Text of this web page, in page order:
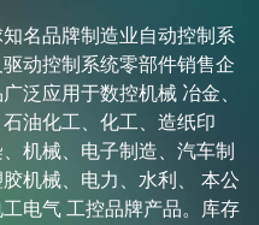
名品牌制造业自动控制系
动控制系统零部件销售企
泛应用于数控机械 冶金、
油化工、化工、造纸印
机械、电子制造、汽车制
机械、电力、水利、 本公
电气 工控品牌产品。库存